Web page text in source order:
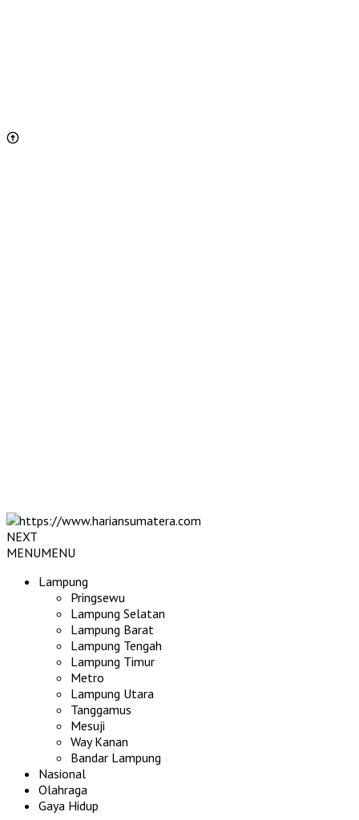
NEXT
MENUMENU
Lampung
Pringsewu
Lampung Selatan
Lampung Barat
Lampung Tengah
Lampung Timur
Metro
Lampung Utara
Tanggamus
Mesuji
Way Kanan
Bandar Lampung
Nasional
Olahraga
Gaya Hidup